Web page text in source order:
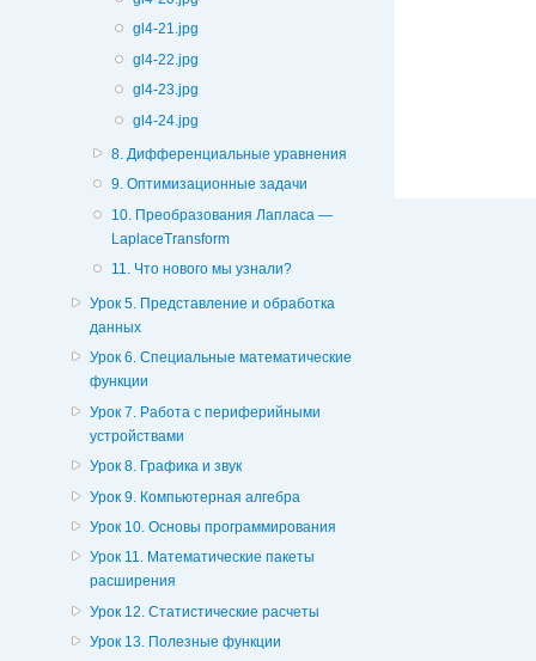
gl4-21.jpg
gl4-22.jpg
gl4-23.jpg
gl4-24.jpg
8. Дифференциальные уравнения
9. Оптимизационные задачи
10. Преобразования Лапласа —
LaplaceTransform
11. Что нового мы узнали?
Урок 5. Представление и обработка
данных
Урок 6. Специальные математические
функции
Урок 7. Работа с периферийными
устройствами
Урок 8. Графика и звук
Урок 9. Компьютерная алгебра
Урок 10. Основы программирования
Урок 11. Математические пакеты
расширения
Урок 12. Статистические расчеты
Урок 13. Полезные функции